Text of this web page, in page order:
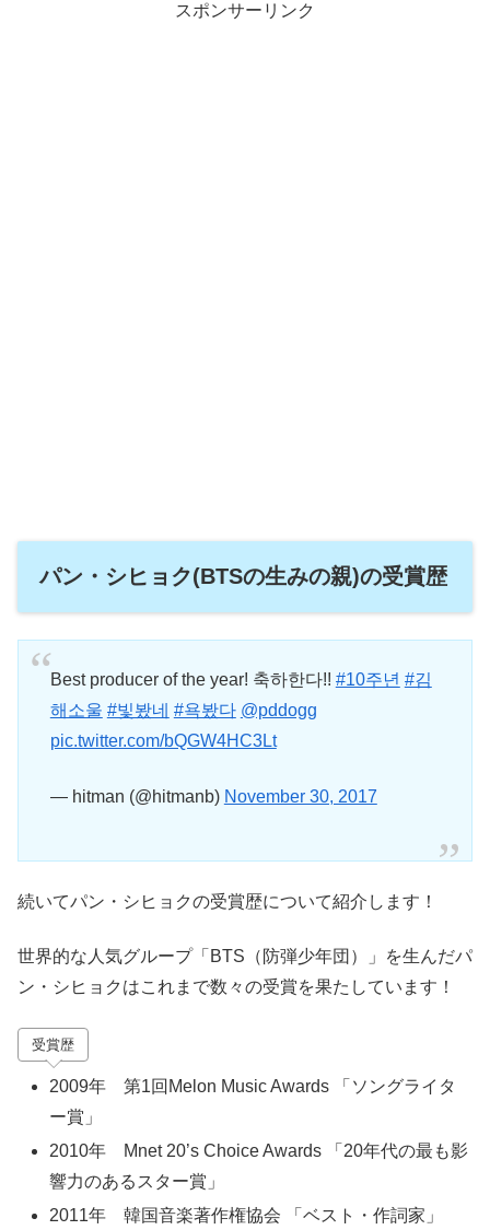
スポンサーリンク
パン・シヒョク(BTSの生みの親)の受賞歴
Best producer of the year! 축하한다!! #10주년 #김
해소울 #빛봤네 #욕봤다 @pddogg
pic.twitter.com/bQGW4HC3Lt
— hitman (@hitmanb) November 30, 2017
続いてパン・シヒョクの受賞歴について紹介します！
世界的な人気グループ「 BTS （防弾少年団）」を生んだパ
ン・シヒョクはこれまで数々の受賞を果たしています！
受賞歴
2009年 第1回 Melon Music Awards
「ソングライタ
ー賞」
2010年 Mnet 20’s Choice Awards 「 20年代の最も影
響力のあるスター賞」
2011年 韓国音楽著作権協会 「ベスト・作詞家」